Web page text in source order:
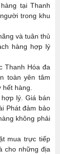
tại Thanh
trong khu
và tuân thủ
hàng hợp lý
Thanh Hóa đa
toàn yên tâm
hàng.
lý. Giá bán
Phát đảm bảo
không phải
mua trực tiếp
cho những địa